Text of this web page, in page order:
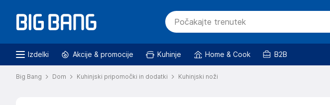
Izdelki Akcije & promocije Kuhinje Home & Cook B2B
Big Bang Dom Kuhinjski pripomočki in dodatki Kuhinjski noži